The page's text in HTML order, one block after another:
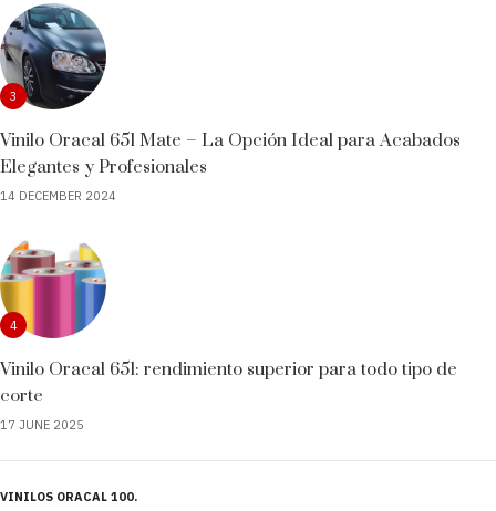
3
Vinilo Oracal 651 Mate – La Opción Ideal para Acabados
Elegantes y Profesionales
14 DECEMBER 2024
4
Vinilo Oracal 651: rendimiento superior para todo tipo de
corte
17 JUNE 2025
VINILOS ORACAL 100